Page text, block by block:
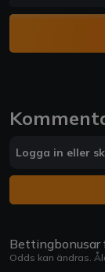
Logga in eller
Bettingbonusar
Odds kan ändras.